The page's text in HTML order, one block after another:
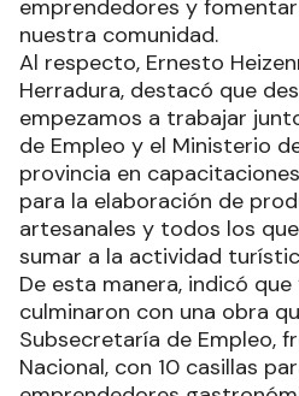
emprendedores y
nuestra comunidad.
Al respecto, Ernesto
Herradura, destacó que
empezamos a trabajar
de Empleo y el Ministerio
provincia en
para la elaboración de
artesanales y todos los
sumar a la actividad
De esta manera, indicó
culminaron con una obra
Subsecretaría de Empleo,
Nacional, con 10 casillas